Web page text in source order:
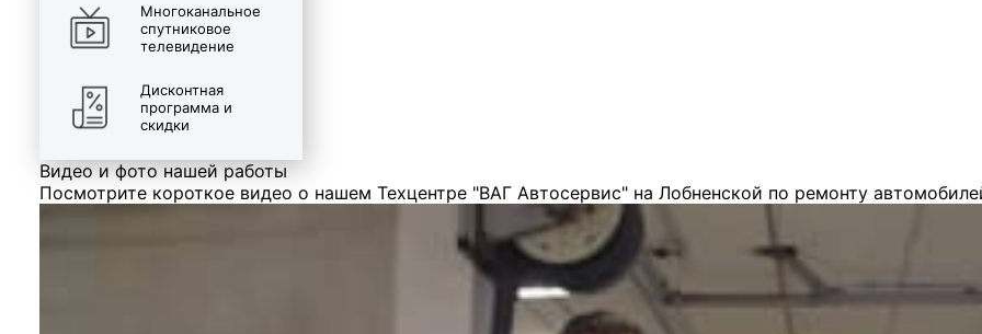
Многоканальное
спутниковое
телевидение
Дисконтная
программа и
скидки
Видео и фото нашей работы
Посмотрите короткое видео о нашем Техцентре "ВАГ Автосервис" на Лобненской по ремонту